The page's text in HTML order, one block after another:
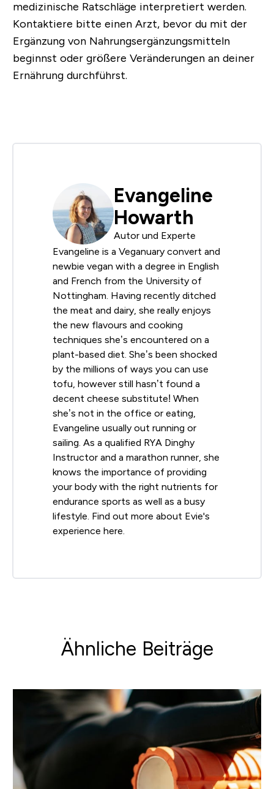
medizinische Ratschläge interpretiert werden.
Kontaktiere bitte einen Arzt, bevor du mit der
Ergänzung von Nahrungsergänzungsmitteln
beginnst oder größere Veränderungen an deiner
Ernährung durchführst.
Evangeline
Howarth
Autor und Experte
Evangeline is a Veganuary convert and
newbie vegan with a degree in English
and French from the University of
Nottingham. Having recently ditched
the meat and dairy, she really enjoys
the new flavours and cooking
techniques she’s encountered on a
plant-based diet. She’s been shocked
by the millions of ways you can use
tofu, however still hasn’t found a
decent cheese substitute! When
she’s not in the office or eating,
Evangeline usually out running or
sailing. As a qualified RYA Dinghy
Instructor and a marathon runner, she
knows the importance of providing
your body with the right nutrients for
endurance sports as well as a busy
lifestyle. Find out more about Evie's
experience here.
Ähnliche Beiträge